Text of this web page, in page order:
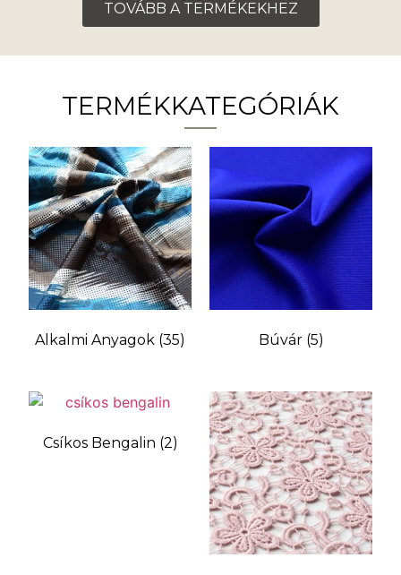
TOVÁBB A TERMÉKEKHEZ
TERMÉKKATEGÓRIÁK
Alkalmi Anyagok (35) Búvár (5)
Csíkos Bengalin (2)